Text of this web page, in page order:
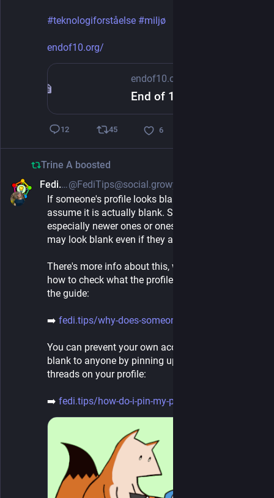
#teknologiforståelse #miljø
endof10.org/
endof10.org
End of 10
12 45 6
Trine A boosted
Fedi.Tips
If someone's profile looks blank on here, don't
assume it is actually blank. Some accounts,
especially newer ones or ones with few followers,
may look blank even if they aren't.
There's more info about this, why it happens and
how to check what the profile really looks like in
the guide:
➡️ fedi.tips/why-does-someones-ac
You can prevent your own account ever looking
blank to anyone by pinning up to five posts or five
threads on your profile:
➡️ fedi.tips/how-do-i-pin-my-post